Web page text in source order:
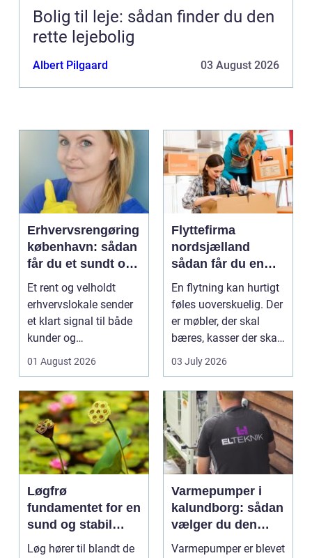
Bolig til leje: sådan finder du den
rette lejebolig
Albert Pilgaard 03 August 2026
Erhvervsrengøring
københavn: sådan
får du et sundt og
professionelt
arbejdsmiljø
Et rent og velholdt
erhvervslokale sender
et klart signal til både
kunder og
medarbejdere. Mange
01 August 2026
Flyttefirma
nordsjælland
sådan får du en
tryg og effektiv
flytning
En flytning kan hurtigt
føles uoverskuelig. Der
er møbler, der skal
bæres, kasser der skal
pakkes, o...
03 July 2026
Løgfrø
fundamentet for en
sund og stabil
løgavl
Løg hører til blandt de
Varmepumper i
kalundborg: sådan
vælger du den
rigtige løsning
Varmepumper er blevet